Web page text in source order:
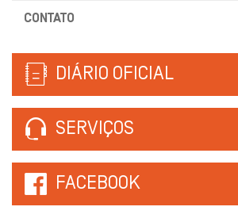
CONTATO
DIÁRIO OFICIAL
SERVIÇOS
FACEBOOK